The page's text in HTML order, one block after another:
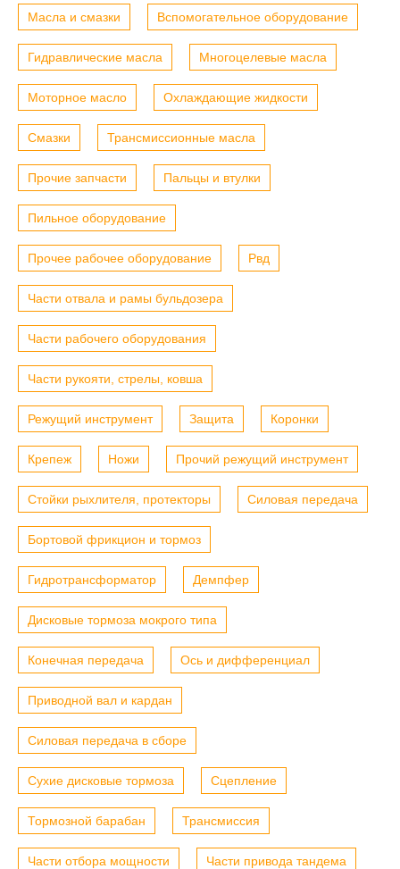
Масла и смазки Вспомогательное оборудование
Гидравлические масла Многоцелевые масла
Моторное масло Охлаждающие жидкости
Смазки Трансмиссионные масла
Прочие запчасти Пальцы и втулки
Пильное оборудование
Прочее рабочее оборудование Рвд
Части отвала и рамы бульдозера
Части рабочего оборудования
Части рукояти, стрелы, ковша
Режущий инструмент Защита Коронки
Крепеж Ножи Прочий режущий инструмент
Стойки рыхлителя, протекторы Силовая передача
Бортовой фрикцион и тормоз
Гидротрансформатор Демпфер
Дисковые тормоза мокрого типа
Конечная передача Ось и дифференциал
Приводной вал и кардан
Силовая передача в сборе
Сухие дисковые тормоза Сцепление
Тормозной барабан Трансмиссия
Части отбора мощности Части привода тандема